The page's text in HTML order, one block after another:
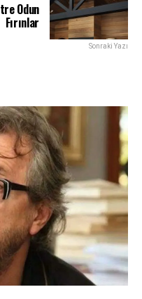
Odun
Fırınlar
Sonraki Yazı